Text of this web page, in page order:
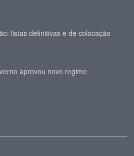
listas definitivas e de colocação
aprovou novo regime